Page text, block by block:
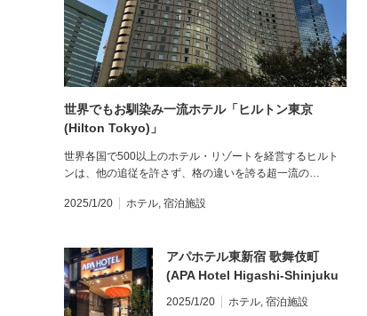
世界でもお馴染み一流ホテル「ヒルトン東京
(Hilton Tokyo)」
世界各国で500以上のホテル・リゾートを経営するヒルト
ンは、他の追従を許さず、格の違いを誇る超一流の…
2025/1/20 ホテル, 宿泊施設
アパホテル東新宿 歌舞伎町
(APA Hotel Higashi-Shinjuku
Kabukicho)
2025/1/20 ホテル, 宿泊施設